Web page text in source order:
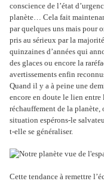
conscience de l’état
planète… Cela fait
par quelques uns mais pour
pris au sérieux par la
quinzaines d’années qui
des glaces ou encore la
avertissements enfin
Quand il y a à peine une
encore en doute le lien
réchauffement de la planète,
situation espérons-le
t-elle se généraliser.
Cette tendance à remettre